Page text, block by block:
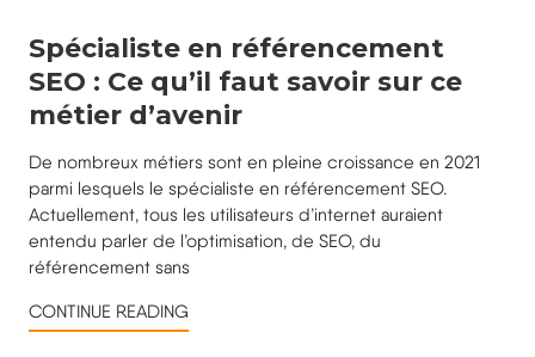
Spécialiste en référencement
SEO : Ce qu’il faut savoir sur ce
métier d’avenir
De nombreux métiers sont en pleine croissance en 2021
parmi lesquels le spécialiste en référencement SEO.
Actuellement, tous les utilisateurs d’internet auraient
entendu parler de l’optimisation, de SEO, du
référencement sans
CONTINUE READING